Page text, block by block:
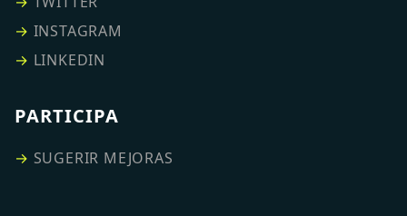
→ INSTAGRAM
→ LINKEDIN
PARTICIPA
→ SUGERIR MEJORAS